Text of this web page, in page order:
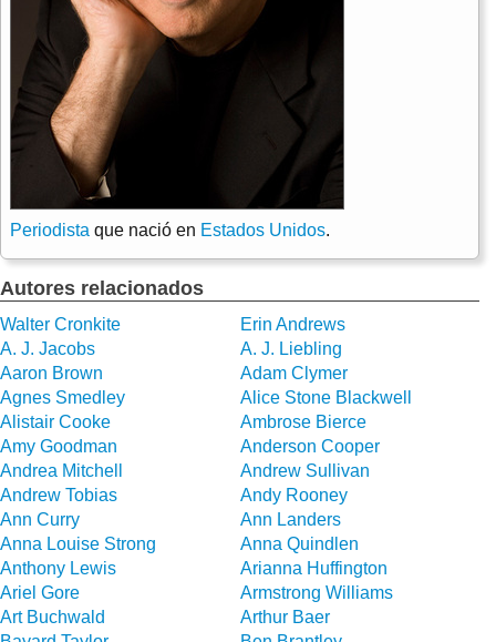
Periodista que nació en Estados Unidos.
Autores relacionados
Walter Cronkite
Erin Andrews
A. J. Jacobs
A. J. Liebling
Aaron Brown
Adam Clymer
Agnes Smedley
Alice Stone Blackwell
Alistair Cooke
Ambrose Bierce
Amy Goodman
Anderson Cooper
Andrea Mitchell
Andrew Sullivan
Andrew Tobias
Andy Rooney
Ann Curry
Ann Landers
Anna Louise Strong
Anna Quindlen
Anthony Lewis
Arianna Huffington
Ariel Gore
Armstrong Williams
Art Buchwald
Arthur Baer